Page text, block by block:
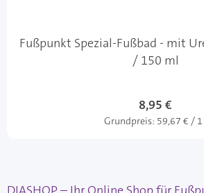
Fußpunkt Spezial-Fußbad - mit
/ 150 ml
8,95 €
Grundpreis: 59,67 € / 1